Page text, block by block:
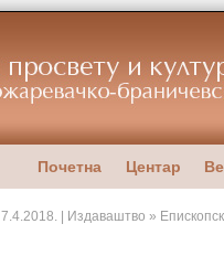
Почетна Центар
7.4.2018. | Издаваштво »